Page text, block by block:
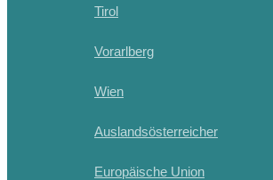
Tirol
Vorarlberg
Wien
Auslandsösterreicher
Europäische Union